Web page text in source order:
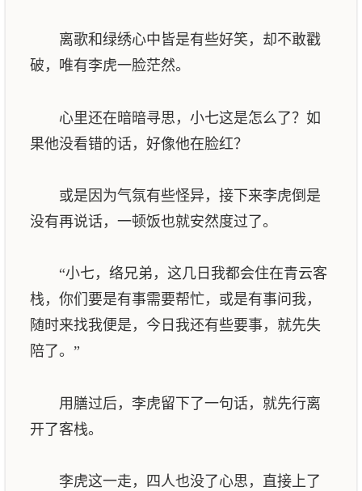
离歌和绿绣心中皆是有些好笑，却不敢戳
破，唯有李虎一脸茫然。
心里还在暗暗寻思，小七这是怎么了？如
果他没看错的话，好像他在脸红？
或是因为气氛有些怪异，接下来李虎倒是
没有再说话，一顿饭也就安然度过了。
“小七，络兄弟，这几日我都会住在青云客
栈，你们要是有事需要帮忙，或是有事问我，
随时来找我便是，今日我还有些要事，就先失
陪了。”
用膳过后，李虎留下了一句话，就先行离
开了客栈。
李虎这一走，四人也没了心思，直接上了